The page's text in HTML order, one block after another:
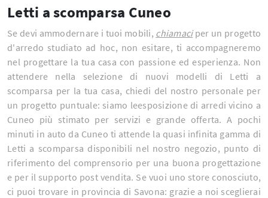
Letti a scomparsa Cuneo
Se devi ammodernare i tuoi mobili, chiamaciper un progetto
d'arredo studiato ad hoc, non esitare, ti accompagneremo
nel progettare la tua casa con passione ed esperienza. Non
attendere nella selezione di nuovi modelli di Letti a
scomparsa per la tua casa, chiedi del nostro personale per
un progetto puntuale: siamo leesposizione di arredi vicino a
Cuneo più stimato per servizi e grande offerta. A pochi
minuti in auto da Cuneo ti attende la quasi infinita gamma di
Letti a scomparsa disponibili nel nostro negozio, punto di
riferimento del comprensorio per una buona progettazione
e per il supporto post vendita. Se vuoi uno store conosciuto,
ci puoi trovare in provincia di Savona: grazie a noi sceglierai